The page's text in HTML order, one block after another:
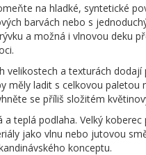
na hladké, syntetické
barvách nebo s
a možná i vlnovou deku
a texturách
ladit s celkovou paletou
se příliš složitém
teplá podlaha. Velký
jako vlnu nebo jutovou
konceptu.